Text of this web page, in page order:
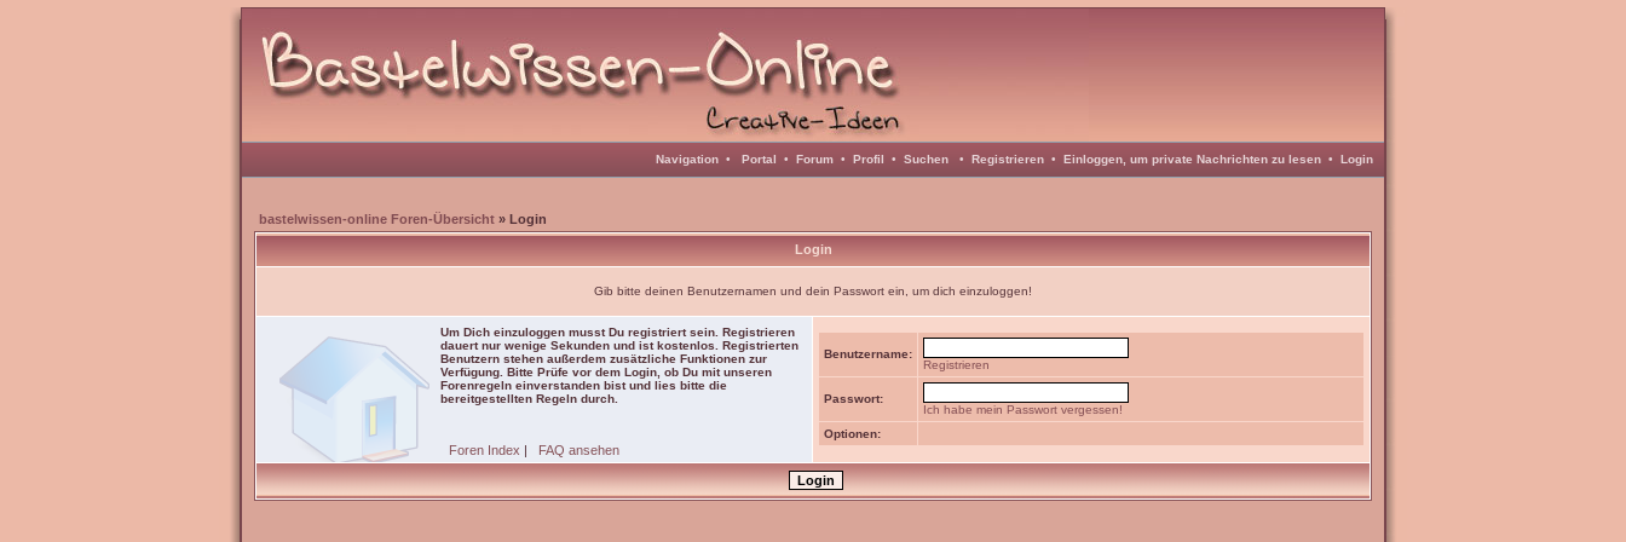
Navigation • Portal • Forum • Profil • Suchen • Registrieren • Einloggen, um private Nachrichten zu lesen • Login
bastelwissen-online Foren-Übersicht » Login
Login
Gib bitte deinen Benutzernamen und dein Passwort ein, um dich einzuloggen!
Um Dich einzuloggen musst Du registriert sein. Registrieren
dauert nur wenige Sekunden und ist kostenlos. Registrierten
Benutzern stehen außerdem zusätzliche Funktionen zur
Verfügung. Bitte Prüfe vor dem Login, ob Du mit unseren
Forenregeln einverstanden bist und lies bitte die
bereitgestellten Regeln durch.
Foren Index | FAQ ansehen
Benutzername:
Registrieren
Passwort:
Ich habe mein Passwort vergessen!
Optionen: